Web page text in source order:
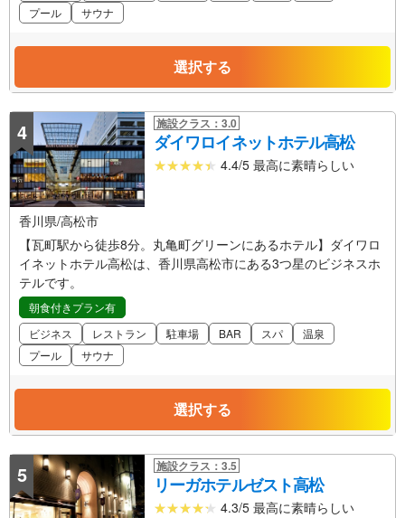
プール
サウナ
選択する
4 施設クラス：3.0
ダイワロイネットホテル高松
4.4/5 最高に素晴らしい
香川県/高松市
【瓦町駅から徒歩8分。丸亀町グリーンにあるホテル】ダイワロ
イネットホテル高松は、香川県高松市にある3つ星のビジネスホ
テルです。
朝食付きプラン有
ビジネス
レストラン 駐車場 BAR スパ
温泉
プール
サウナ
選択する
5 施設クラス：3.5
リーガホテルゼスト高松
4.3/5 最高に素晴らしい